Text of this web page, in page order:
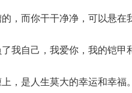
，而你干干净净，可以悬在
我自己，我爱你，我的铠甲
，是人生莫大的幸运和幸福。